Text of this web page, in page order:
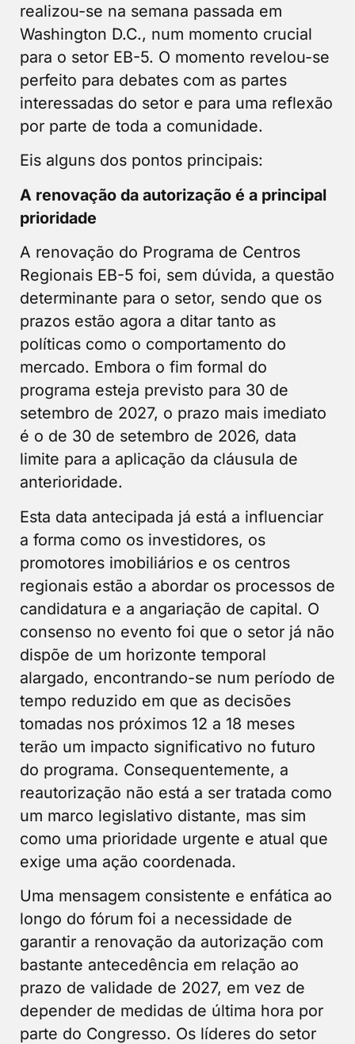
realizou-se na semana passada em
Washington D.C., num momento crucial
para o setor EB-5. O momento revelou-se
perfeito para debates com as partes
interessadas do setor e para uma reflexão
por parte de toda a comunidade.
Eis alguns dos pontos principais:
A renovação da autorização é a principal
prioridade
A renovação do Programa de Centros
Regionais EB-5 foi, sem dúvida, a questão
determinante para o setor, sendo que os
prazos estão agora a ditar tanto as
políticas como o comportamento do
mercado. Embora o fim formal do
programa esteja previsto para 30 de
setembro de 2027, o prazo mais imediato
é o de 30 de setembro de 2026, data
limite para a aplicação da cláusula de
anterioridade.
Esta data antecipada já está a influenciar
a forma como os investidores, os
promotores imobiliários e os centros
regionais estão a abordar os processos de
candidatura e a angariação de capital. O
consenso no evento foi que o setor já não
dispõe de um horizonte temporal
alargado, encontrando-se num período de
tempo reduzido em que as decisões
tomadas nos próximos 12 a 18 meses
terão um impacto significativo no futuro
do programa. Consequentemente, a
reautorização não está a ser tratada como
um marco legislativo distante, mas sim
como uma prioridade urgente e atual que
exige uma ação coordenada.
Uma mensagem consistente e enfática ao
longo do fórum foi a necessidade de
garantir a renovação da autorização com
bastante antecedência em relação ao
prazo de validade de 2027, em vez de
depender de medidas de última hora por
parte do Congresso. Os líderes do setor